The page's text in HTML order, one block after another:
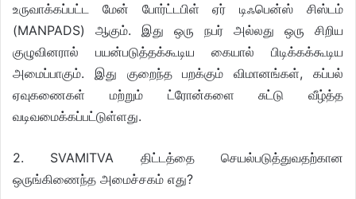
உருவாக்கப்பட்ட மேன் போர்ட்டபிள் ஏர் டிஃபென்ஸ் சிஸ்டம்
(MANPADS) ஆகும். இது ஒரு நபர் அல்லது ஒரு சிறிய
குழுவினரால் பயன்படுத்தக்கூடிய கையால் பிடிக்கக்கூடிய
அமைப்பாகும். இது குறைந்த பறக்கும் விமானங்கள், கப்பல்
ஏவுகணைகள் மற்றும் ட்ரோன்களை சுட்டு வீழ்த்த
வடிவமைக்கப்பட்டுள்ளது.
2. SVAMITVA திட்டத்தை செயல்படுத்துவதற்கான
ஒருங்கிணைந்த அமைச்சகம் எது?